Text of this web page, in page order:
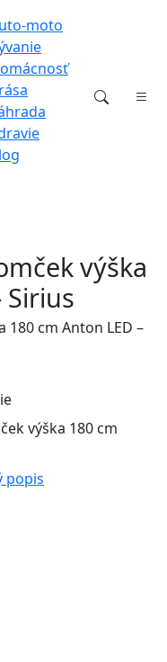
moto
výška
Sirius
výška 180 cm
popis